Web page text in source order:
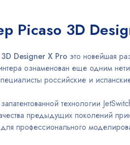
Picaso 3D
Designer X Pro это новейшая
ознаменован еще одним
российские и
технологии
предыдущих поколений
профессионального